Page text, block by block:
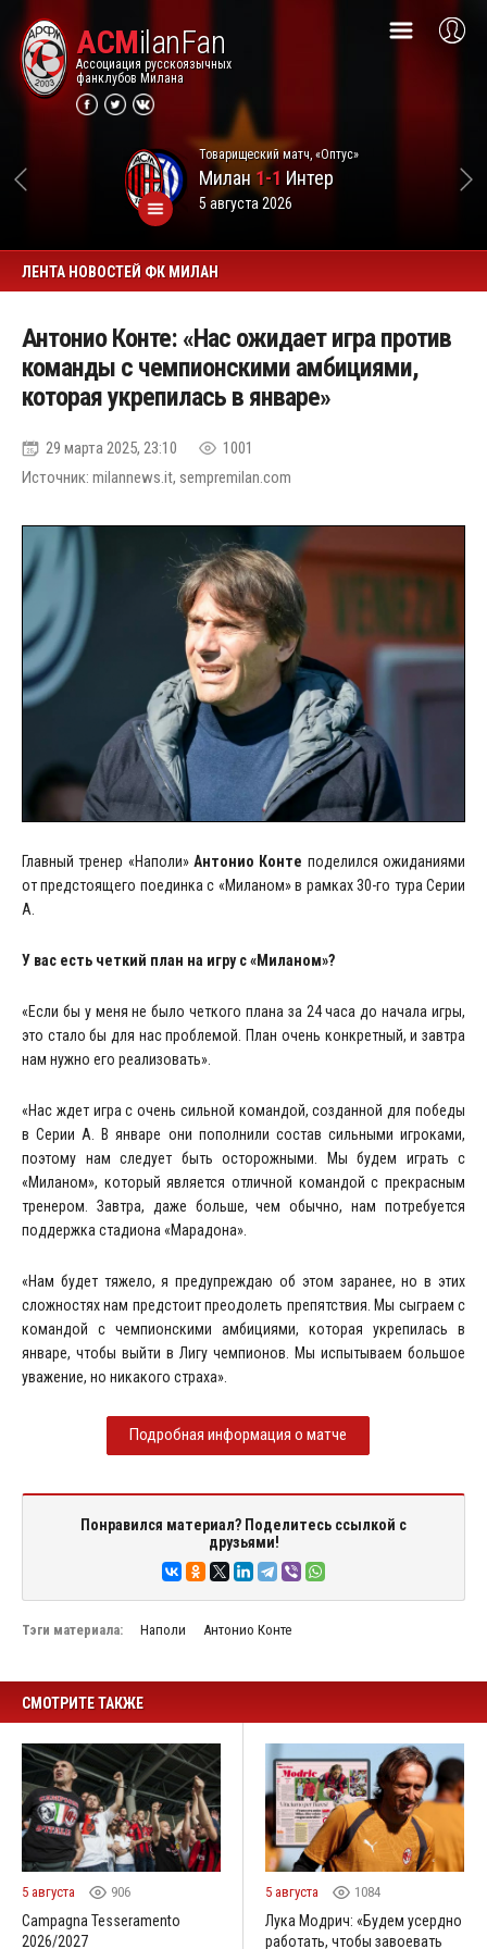
ACMilanFan
Ассоциация русскоязычных
фанклубов Милана
Товарищеский матч, «Оптус»
Милан1-1 Интер
5 августа 2026
ЛЕНТА НОВОСТЕЙ ФК МИЛАН
Антонио Конте: «Нас ожидает игра против
команды с чемпионскими амбициями,
которая укрепилась в январе»
29 марта 2025, 23:10
1001
Источник: milannews.it, sempremilan.com
Главный тренер «Наполи» Антонио Конте поделился ожиданиями
от предстоящего поединка с «Миланом» в рамках 30-го тура Серии
А.
У вас есть четкий план на игру с «Миланом»?
«Если бы у меня не было четкого плана за 24 часа до начала игры,
это стало бы для нас проблемой. План очень конкретный, и завтра
нам нужно его реализовать».
«Нас ждет игра с очень сильной командой, созданной для победы
в Серии А. В январе они пополнили состав сильными игроками,
поэтому нам следует быть осторожными. Мы будем играть с
«Миланом», который является отличной командой с прекрасным
тренером. Завтра, даже больше, чем обычно, нам потребуется
поддержка стадиона «Марадона».
«Нам будет тяжело, я предупреждаю об этом заранее, но в этих
сложностях нам предстоит преодолеть препятствия. Мы сыграем с
командой с чемпионскими амбициями, которая укрепилась в
январе, чтобы выйти в Лигу чемпионов. Мы испытываем большое
уважение, но никакого страха».
Подробная информация о матче
Понравился материал? Поделитесь ссылкой с
друзьями!
Тэги материала: Наполи Антонио Конте
СМОТРИТЕ ТАКЖЕ
5 августа 906
Campagna Tesseramento
2026/2027
5 августа 1084
Лука Модрич: «Будем усердно
работать, чтобы завоевать